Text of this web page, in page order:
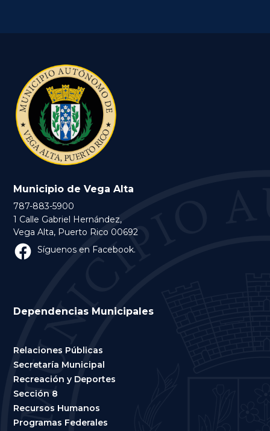
Municipio de Vega Alta
787-883-5900
1 Calle Gabriel Hernández,
Vega Alta, Puerto Rico 00692
Síguenos en Facebook.
Dependencias Municipales
Relaciones Públicas
Secretaría Municipal
Recreación y Deportes
Sección 8
Recursos Humanos
Programas Federales